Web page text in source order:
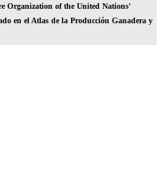
Organization of the United Nations'
en el Atlas de la Producción Ganadera y